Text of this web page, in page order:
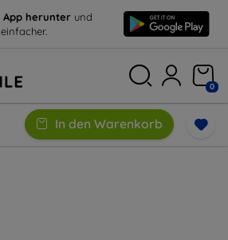
App herunter und
0
In den Warenkorb